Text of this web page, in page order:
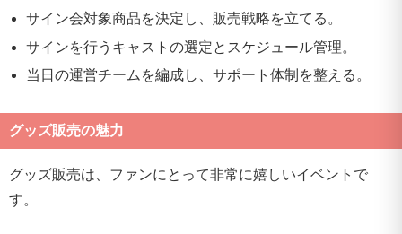
サイン会対象商品を決定し、販売戦略を立てる。
サインを行うキャストの選定とスケジュール管理。
当日の運営チームを編成し、サポート体制を整える。
グッズ販売の魅力
グッズ販売は、ファンにとって非常に嬉しいイベントで
す。